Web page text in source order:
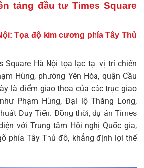
tảng đầu tư Times Square
Tọa độ kim cương phía Tây Thủ
Square Hà Nội tọa lạc tại vị trí chiến
Hùng, phường Yên Hòa, quận Cầu
là điểm giao thoa của các trục giao
Phạm Hùng, Đại lộ Thăng Long,
Duy Tiến. Đồng thời, dự án Times
với Trung tâm Hội nghị Quốc gia,
phía Tây Thủ đô, khẳng định lợi thế